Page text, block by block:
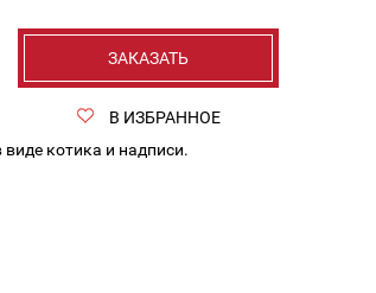
ЗАКАЗАТЬ
В ИЗБРАННОЕ
котика и надписи.